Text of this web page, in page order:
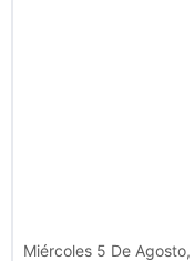
Miércoles 5 De